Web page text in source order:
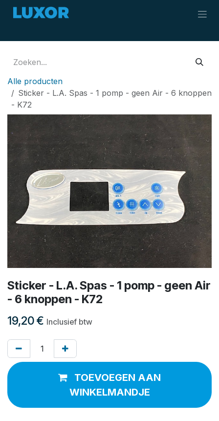
Overslaan naar inhoud
Alle producten
Sticker - L.A. Spas - 1 pomp - geen Air - 6 knoppen
- K72
Sticker - L.A. Spas - 1 pomp - geen Air
- 6 knoppen - K72
19,20€ Inclusief btw
TOEVOEGEN AAN
WINKELMANDJE